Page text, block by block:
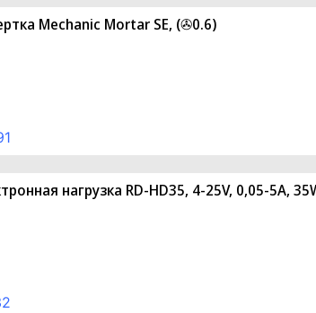
Mechanic Mortar SE, (✇0.6)
нагрузка RD-HD35, 4-25V, 0,05-5A,